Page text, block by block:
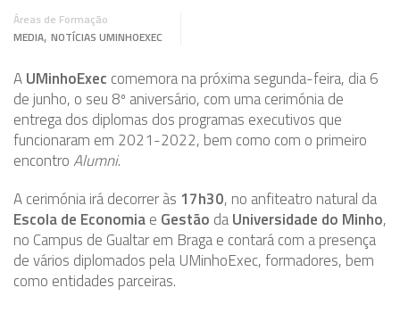
Áreas de Formação
MEDIA, NOTÍCIAS UMINHOEXEC
AUMinhoExec comemora na próxima segunda-feira, dia 6
de junho, o seu 8º aniversário, com uma cerimónia de
entrega dos diplomas dos programas executivos que
funcionaram em 2021-2022, bem como com o primeiro
encontroAlumni.
A cerimónia irá decorrer às 17h30, no anfiteatro natural da
Escola de Economiae Gestão daUniversidade do Minho,
no Campus de Gualtar em Braga e contará com a presença
de vários diplomados pela UMinhoExec, formadores, bem
como entidades parceiras.